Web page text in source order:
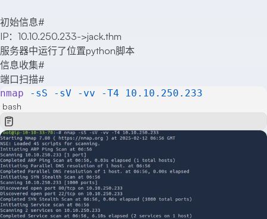
初始信息#
IP：10.10.250.233->jack.thm
服务器中运行了位置python脚本
信息收集#
端口扫描#
nmap -sS -sV -vv -T4 10.10.250.233
bash